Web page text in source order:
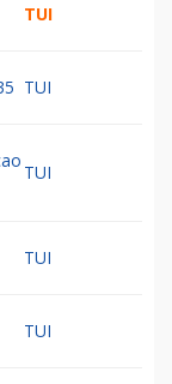
TUI
TUI
TUI
TUI
TUI